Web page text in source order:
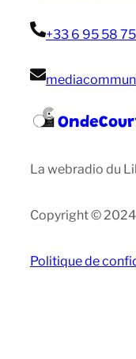
+33 6 95 58
La webradio du
Copyright ©
Politique de